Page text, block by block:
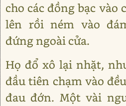
cho các đồng bạc vào
lên rồi ném vào
đứng ngoài cửa.
Họ đổ xô lại nhặt,
đầu tiên chạm vào
đau đớn. Một vài